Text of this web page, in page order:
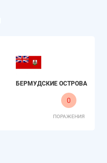
0
ПОРАЖЕНИЯ
БЕРМУДСКИЕ ОСТРОВА